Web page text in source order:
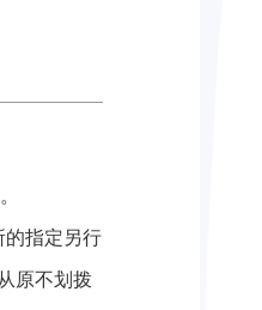
指定另行
原不划拨